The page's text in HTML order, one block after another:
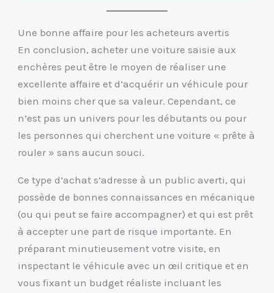
Une bonne affaire pour les acheteurs avertis
En conclusion, acheter une voiture saisie aux
enchères peut être le moyen de réaliser une
excellente affaire et d’acquérir un véhicule pour
bien moins cher que sa valeur. Cependant, ce
n’est pas un univers pour les débutants ou pour
les personnes qui cherchent une voiture « prête à
rouler » sans aucun souci.
Ce type d’achat s’adresse à un public averti, qui
possède de bonnes connaissances en mécanique
(ou qui peut se faire accompagner) et qui est prêt
à accepter une part de risque importante. En
préparant minutieusement votre visite, en
inspectant le véhicule avec un œil critique et en
vous fixant un budget réaliste incluant les